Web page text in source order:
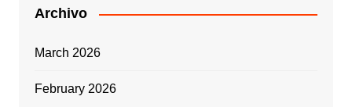
Archivo
March 2026
February 2026